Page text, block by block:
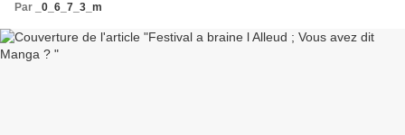
Par
_0_6_7_3_m